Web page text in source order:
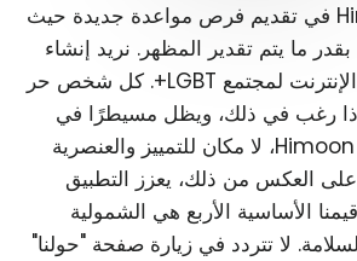
تتمثل مهمة Himoon في تقديم فرص مواعدة جديدة حيث
ما يتم تقدير المظهر. نريد إنشاء
مكان لقاء آمن عبر الإنترنت لمجتمع LGBT+. كل شخص حر
رغب في ذلك، ويظل مسيطرًا في
جميع الأوقات. على Himoon، لا مكان للتمييز والعنصرية
على العكس من ذلك، يعزز التطبيق
الأساسية الأربع هي الشمولية
لا تتردد في زيارة صفحة "حولنا"